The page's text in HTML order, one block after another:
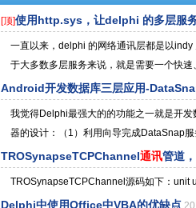
[顶]使用http.sys，让delphi 的多层服
一直以来，delphi 的网络通讯层都是以
于大多数多层服务来说，就是需要一个快
Android开发数据库三层应用-
我觉得Delphi最强大的的功能之一就是开
器的设计：（1）利用向导完成DataSnap
TROSynapseTCPChannel通讯管道
TROSynapseTCPChannel源码如下：unit
Delphi中使用Office中VBA的优缺点